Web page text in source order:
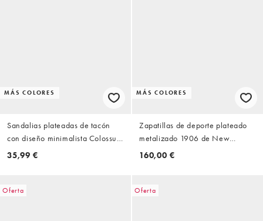
MÁS COLORES
Sandalias plateadas de tacón
con diseño minimalista Colossus
de Public Desire
35,99 €
MÁS COLORES
Zapatillas de deporte plateado
metalizado 1906 de New
Balance
160,00 €
Oferta Oferta